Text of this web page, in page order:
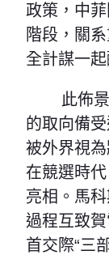
政策，中
階段，關
全計謀一
此佈景
的取向備
被外界視為
在競選時
亮相。馬
過程互致
首交際“三